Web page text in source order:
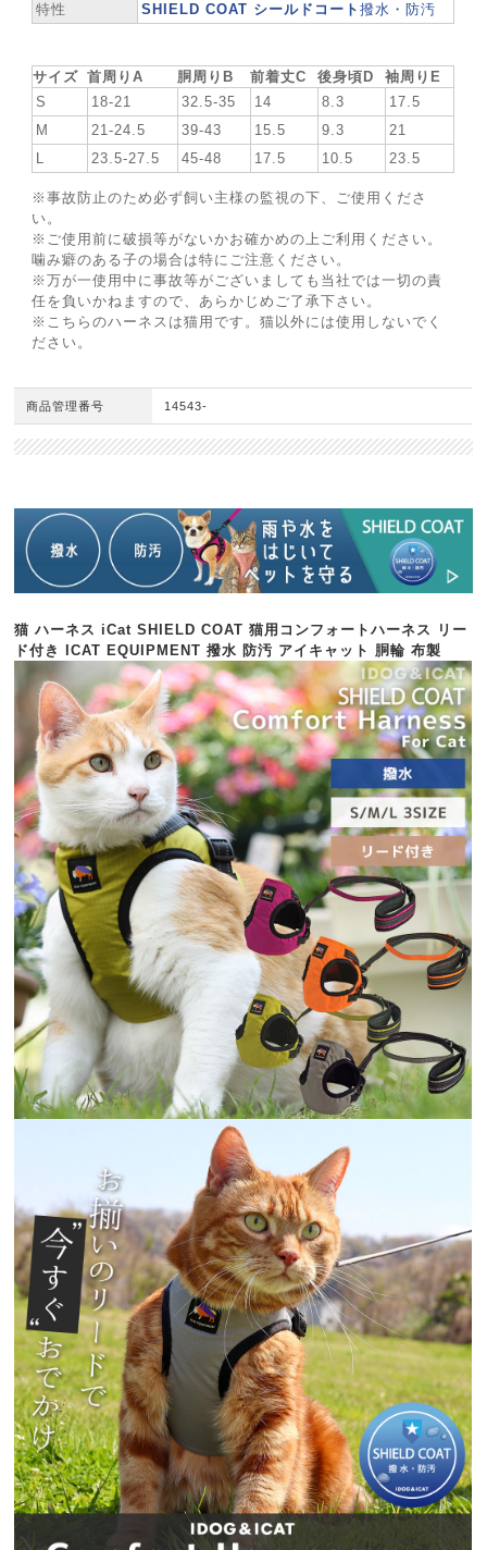
特性
SHIELD COAT シールドコート撥水・防汚
サイズ 首周りA 胴周りB 前着丈C 後身頃D
袖周りE
S
18-21 32.5-35 14 8.3
17.5
M
21-24.5 39-43 15.5 9.3
21
L
23.5-27.5 45-48 17.5 10.5 23.5
※事故防止のため必ず飼い主様の監視の下、ご使用くださ
い。
※ご使用前に破損等がないかお確かめの上ご利用ください。
噛み癖のある子の場合は特にご注意ください。
※万が一使用中に事故等がございましても当社では一切の責
任を負いかねますので、あらかじめご了承下さい。
※こちらのハーネスは猫用です。猫以外には使用しないでく
ださい。
商品管理番号 14543-
猫 ハーネス iCat SHIELD COAT 猫用コンフォートハーネス リー
ド付き ICAT EQUIPMENT 撥水 防汚 アイキャット 胴輪 布製